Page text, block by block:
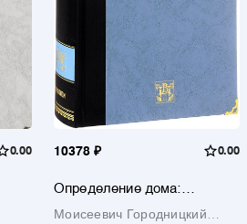
0.00 10378 ₽ 0.00
Определение дома:
песни
Моисеевич Городницкий